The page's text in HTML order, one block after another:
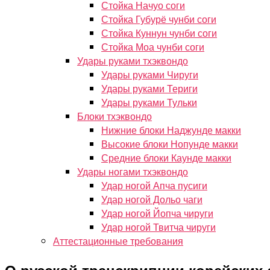
Стойка Начуо соги
Стойка Губурё чунби соги
Стойка Куннун чунби соги
Стойка Моа чунби соги
Удары руками тхэквондо
Удары руками Чируги
Удары руками Териги
Удары руками Тульки
Блоки тхэквондо
Нижние блоки Наджунде макки
Высокие блоки Нопунде макки
Средние блоки Каунде макки
Удары ногами тхэквондо
Удар ногой Апча пусиги
Удар ногой Дольо чаги
Удар ногой Йопча чируги
Удар ногой Твитча чируги
Аттестационные требования